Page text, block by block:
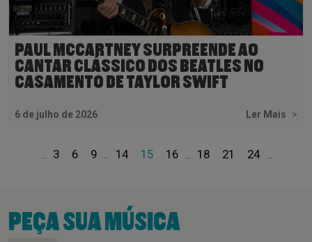
PAUL MCCARTNEY SURPREENDE AO
CANTAR CLÁSSICO DOS BEATLES NO
CASAMENTO DE TAYLOR SWIFT
6 de julho de 2026 Ler Mais >
3 6 9 14 15 16 18 21 24
PEÇA SUA MÚSICA